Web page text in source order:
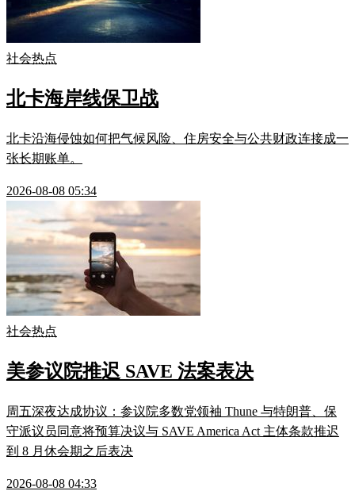
社会热点
北卡海岸线保卫战
北卡沿海侵蚀如何把气候风险、住房安全与公共财政连接成一
张长期账单。
2026-08-08 05:34
社会热点
美参议院推迟 SAVE 法案表决
周五深夜达成协议：参议院多数党领袖 Thune 与特朗普、保
守派议员同意将预算决议与 SAVE America Act 主体条款推迟
到 8 月休会期之后表决
2026-08-08 04:33